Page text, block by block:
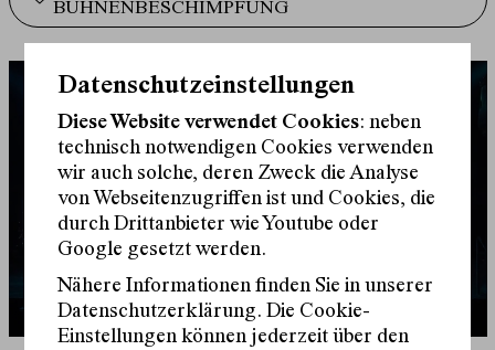
Stück freien Lauf lassen.Bühnenbeschimpfung
offen­gelegte Operation am Körper der Institution im
Wachzustand. Sie fragt, was es bedeutet, zusammen
mit anderen in einer Zeit zu sein, teilzuhaben, ohne sich
zu unterwerfen, Gemeinschaft auszuhandeln und
auszuhalten. Und was es braucht, damit die Idee der
Institution zukunftsfähig wird.
Für das Schauspielhaus formiert sich eine
Regiegruppe: Gleich drei Regisseur:innen inszenieren
jeweils einen Teil des Stückes. Mit Marie Bues und
Tobias Herzberg stellen sich zwei Mitglieder des neuen
Leitungsteams vor. Niko Eleftheriadis ist diesem in
langjähriger Zusammenarbeit als Schauspieler,
BÜHNENBESCHIMPFUNG
Datenschutzeinstellungen
Diese Website verwendet Cookies: neben
technisch notwendigen Cookies verwenden
wir auch solche, deren Zweck die Analyse
von Webseitenzugriffen ist und Cookies, die
durch Drittanbieter wie Youtube oder
Google gesetzt werden.
Nähere Informationen finden Sie in unserer
Datenschutzerklärung. Die Cookie-
Einstellungen können jederzeit über den